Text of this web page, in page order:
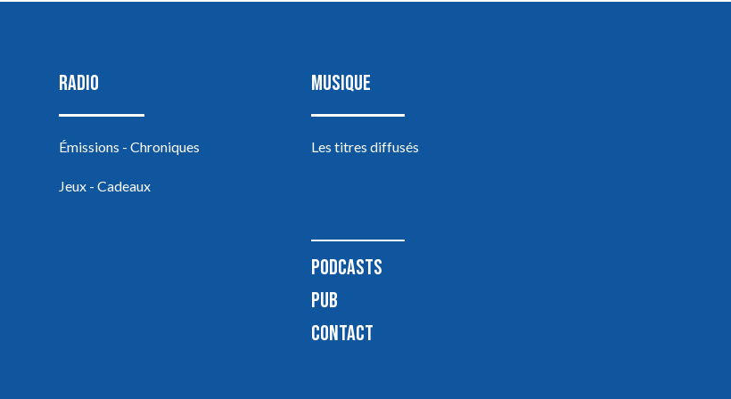
RADIO
Émissions - Chroniques
Jeux - Cadeaux
MUSIQUE
Les titres diffusés
PODCASTS
PUB
CONTACT